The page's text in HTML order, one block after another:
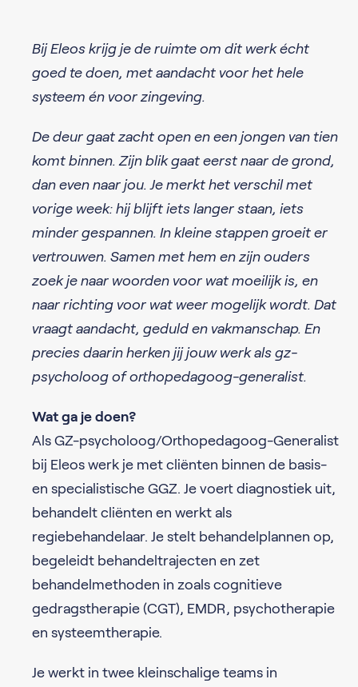
Bij Eleos krijg je de ruimte om dit werk écht
goed te doen, met aandacht voor het hele
systeem én voor zingeving.
De deur gaat zacht open en een jongen van tien
komt binnen. Zijn blik gaat eerst naar de grond,
dan even naar jou. Je merkt het verschil met
vorige week: hij blijft iets langer staan, iets
minder gespannen. In kleine stappen groeit er
vertrouwen. Samen met hem en zijn ouders
zoek je naar woorden voor wat moeilijk is, en
naar richting voor wat weer mogelijk wordt. Dat
vraagt aandacht, geduld en vakmanschap. En
precies daarin herken jij jouw werk als gz-
psycholoog of orthopedagoog-generalist.
Wat ga je doen?
Als GZ-psycholoog/Orthopedagoog-Generalist
bij Eleos werk je met cliënten binnen de basis-
en specialistische GGZ. Je voert diagnostiek uit,
behandelt cliënten en werkt als
regiebehandelaar. Je stelt behandelplannen op,
begeleidt behandeltrajecten en zet
behandelmethoden in zoals cognitieve
gedragstherapie (CGT), EMDR, psychotherapie
en systeemtherapie.
Je werkt in twee kleinschalige teams in